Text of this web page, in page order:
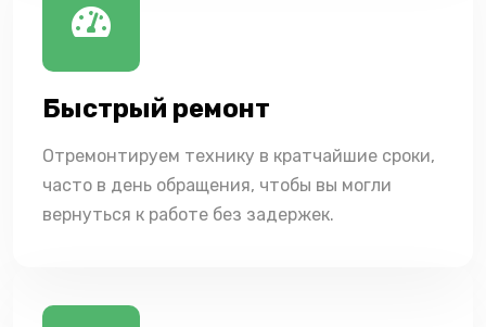
Быстрый ремонт
Отремонтируем технику в кратчайшие сроки,
часто в день обращения, чтобы вы могли
вернуться к работе без задержек.